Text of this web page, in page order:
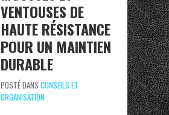
VENTOUSES DE
HAUTE RÉSISTANCE
POUR UN MAINTIEN
DURABLE
POSTÉ DANS CONSEILS ET
ORGANISATION